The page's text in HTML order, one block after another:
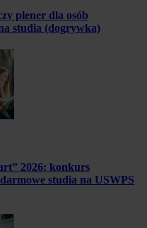
plener dla osób
studia (dogrywka)
2026: konkurs
studia na USWPS